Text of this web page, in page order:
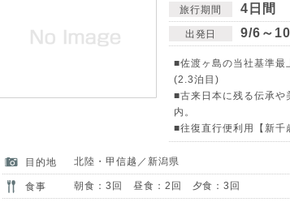
旅行期間 4日間
出発日 9/6～
■佐渡ヶ島の当社基準最
(2.3泊目)
■古来日本に残る伝承や
内。
■往復直行便利用【新千
目的地 北陸・甲信越／新潟県
食事 朝食：3回 昼食：2回 夕食：3回